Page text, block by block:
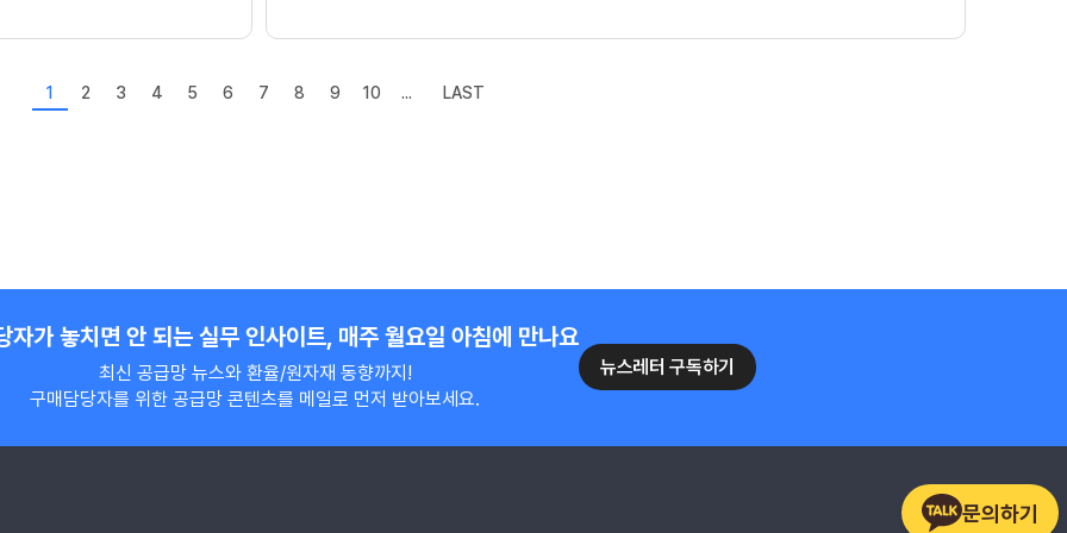
1 2 3 4 5 6 7 8 9 10 ... LAST
문의하기
자가 놓치면 안 되는 실무 인사이트, 매주 월요일 아침에 만나요
최신 공급망 뉴스와 환율/원자재 동향까지!
구매담당자를 위한 공급망 콘텐츠를 메일로 먼저 받아보세요.
뉴스레터 구독하기